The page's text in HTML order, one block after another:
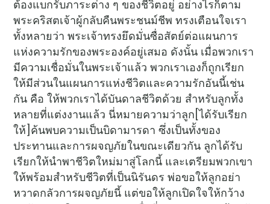
ต้องแบกรับภาระต่าง ๆ ของชีวิตอยู่ อย่างไรก็ตาม
พระคริสตเจ้าผู้กลับคืนพระชนม์ชีพ ทรงเตือนใจเรา
ทั้งหลายว่า พระเจ้าทรงยึดมั่นซื่อสัตย์ต่อแผนการ
แห่งความรักของพระองค์อยู่เสมอ ดังนั้น เมื่อพวกเรา
มีความเชื่อมั่นในพระเจ้าแล้ว พวกเราเองก็ถูกเรียก
ให้มีส่วนในแผนการแห่งชีวิตและความรักอันนี้เช่น
กัน คือ ให้พวกเราได้บันดาลชีวิตด้วย สำหรับลูกทั้ง
หลายที่แต่งงานแล้ว นี่หมายความว่าลูก[ได้รับเรียก
ให้]ค้นพบความเป็นบิดามารดา ซึ่งเป็นทั้งของ
ประทานและการผจญภัยในขณะเดียวกัน ลูกได้รับ
เรียกให้นำพาชีวิตใหม่มาสู่โลกนี้ และเตรียมพวกเขา
ให้พร้อมสำหรับชีวิตที่เป็นนิรันดร พ่อขอให้ลูกอย่า
หวาดกลัวการผจญภัยนี้ แต่ขอให้ลูกเปิดใจให้กว้าง